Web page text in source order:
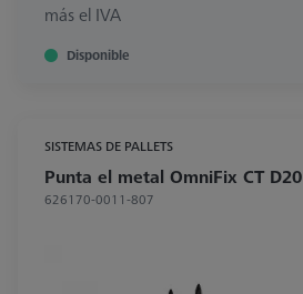
más el IVA
Disponible
SISTEMAS DE PALLETS
Punta el metal OmniFix CT D20
626170-0011-807